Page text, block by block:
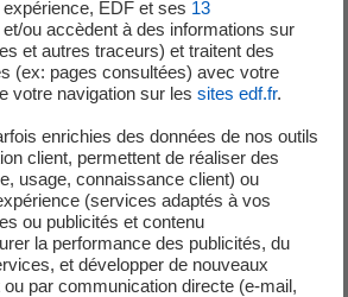
ou partielle, seules ou intégrées à
l'autorisation écrite, expresse et
sociétés du groupe EDF
interdite. La structure
textes, images, vidéos, sons, savoir-
plus généralement toutes les
figurant dans le portail du
propriété d'EDF ou font l'objet d'un
d'exploitation. Ces éléments sont
protégeant le droit d'auteur.
EDF et ses 13
ou accèdent à des informations sur
et autres traceurs) et traitent des
(ex: pages consultées) avec votre
votre navigation sur les sites edf.fr.
enrichies des données de nos outils
client, permettent de réaliser des
usage, connaissance client) ou
(services adaptés à vos
ou publicités et contenu
la performance des publicités, du
et développer de nouveaux
par communication directe (e-mail,